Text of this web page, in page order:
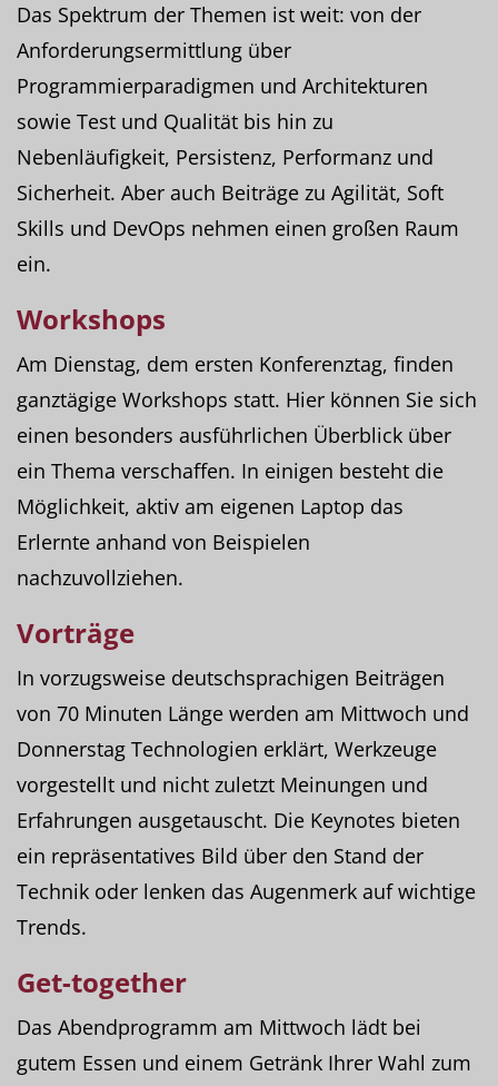
Das Spektrum der Themen ist weit: von der
Anforderungsermittlung über
Programmierparadigmen und Architekturen
sowie Test und Qualität bis hin zu
Nebenläufigkeit, Persistenz, Performanz und
Sicherheit. Aber auch Beiträge zu Agilität, Soft
Skills und DevOps nehmen einen großen Raum
ein.
Workshops
Am Dienstag, dem ersten Konferenztag, finden
ganztägige Workshops statt. Hier können Sie sich
einen besonders ausführlichen Überblick über
ein Thema verschaffen. In einigen besteht die
Möglichkeit, aktiv am eigenen Laptop das
Erlernte anhand von Beispielen
nachzuvollziehen.
Vorträge
In vorzugsweise deutschsprachigen Beiträgen
von 70 Minuten Länge werden am Mittwoch und
Donnerstag Technologien erklärt, Werkzeuge
vorgestellt und nicht zuletzt Meinungen und
Erfahrungen ausgetauscht. Die Keynotes bieten
ein repräsentatives Bild über den Stand der
Technik oder lenken das Augenmerk auf wichtige
Trends.
Get-together
Das Abendprogramm am Mittwoch lädt bei
gutem Essen und einem Getränk Ihrer Wahl zum